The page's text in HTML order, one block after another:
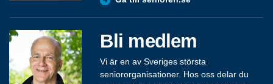
Bli medlem
Vi är en av Sveriges största
seniororganisationer. Hos oss delar du